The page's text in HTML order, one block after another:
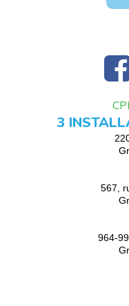
3
567,
964-